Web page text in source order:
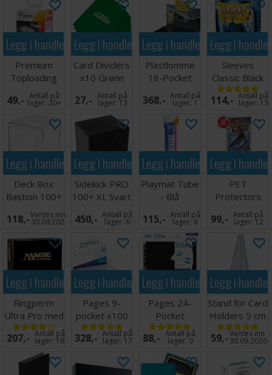
Legg i handlekurven
Premium
Toploading
Exoshields -
25 stk
49,- Antall på
lager:20+
Legg i handlekurven
Card Dividers
x10 Grønn
27,- Antall på
lager: 13
Legg i handlekurven
Plastlomme
18-Pocket
SideLoad
Svart x 50
368,- Antall på
lager:1
Legg i
Sleeves
Classic Black
x100 - 63x88
m/box
114,- Antall på
lager: 13
Legg i handlekurven
Deck Box
Bastion 100+
XL Clear
118,-Ventes inn
30.09.2026
Legg i handlekurven
Sidekick PRO
100+ XL Svart
450,- Antall på
lager:6
Legg i handlekurven
Playmat Tube
- Blå
115,- Antall på
lager:6
Legg i
PET
Protectors
10-Pack for
Booster
99,- Antall på
lager: 12
Legg i handlekurven
Ringperm
Ultra Pro med
Magic Logo
(900)
207,- Antall på
lager: 16
Legg i handlekurven
Pages 9-
pocket x100
Klar
328,- Antall på
lager: 17
Legg i handlekurven
Pages 24-
Pocket
QuadRow x10
Svart
88,- Antall på
lager:9
Legg i
Stand for Card
Holders 5 cm
(5 stk)
59,-Ventes inn
30.09.2026